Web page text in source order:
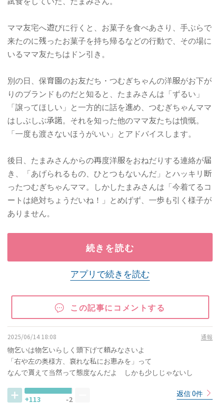
ママ友宅へ遊びに行くと、お菓子を食べあさり、手ぶらで
来たのに残ったお菓子を持ち帰るなどの行動で、その場に
いるママ友たちはドン引き。
別の日、保育園のお友だち・つむぎちゃんの洋服がお下が
りのブランドものだと知ると、たまみさんは「ずるい」
「譲ってほしい」と一方的に話を進め、つむぎちゃんママ
はしぶしぶ承諾。それを知った他のママ友たちは憤慨。
「一度も渡さないほうがいい」とアドバイスします。
後日、たまみさんからの再度洋服をおねだりする連絡が届
き、「あげられるもの、ひとつもないんだ」とハッキリ断
ったつむぎちゃんママ。しかしたまみさんは「今着てるコ
ートは絶対ちょうだいね！」とめげず、一歩も引く様子が
ありません。
続きを読む
アプリで続きを読む
この記事にコメントする
2025/06/14 18:08 通報
物乞いは物乞いらしく頭下げて頼みなさいよ
「右や左の奥様方、哀れな私にお恵みを」って
なんで貰えて当然って態度なんだよ しかも少しじゃないし
+113 -2
返信 0件